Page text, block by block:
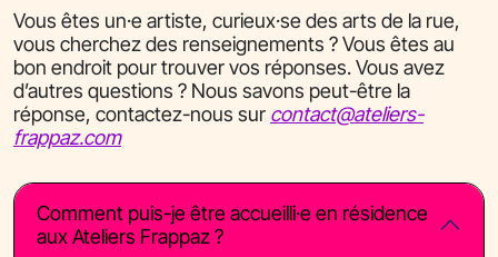
Vous êtes un·e artiste, curieux·se des arts de la rue,
vous cherchez des renseignements ? Vous êtes au
bon endroit pour trouver vos réponses. Vous avez
d’autres questions ? Nous savons peut-être la
réponse, contactez-nous sur contact@ateliers-
frappaz.com
Comment puis-je être accueilli·e en résidence
aux Ateliers Frappaz ?